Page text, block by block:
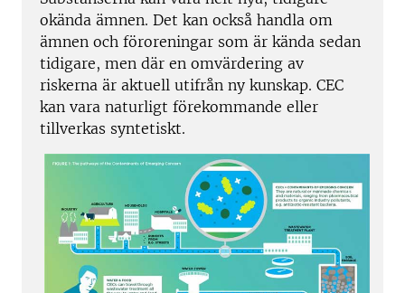
okända ämnen. Det kan också handla om
ämnen och föroreningar som är kända sedan
tidigare, men där en omvärdering av
riskerna är aktuell utifrån ny kunskap. CEC
kan vara naturligt förekommande eller
tillverkas syntetiskt.